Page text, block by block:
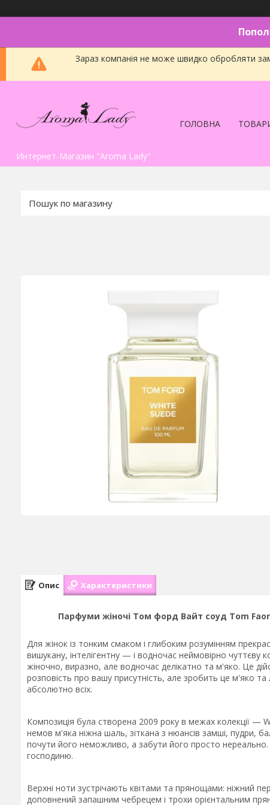
Зараз компанія не може швидко обробляти
Интернет-Магазин "Aroma Lady"
ГОЛОВНА
Опис Характеристики
Парфуми жіночі Том форд Вайт соуд Tom Faord
Для жінок із тонким смаком і глибоким розумінням
вишукану, інтелігентну — і водночас неймовірно чуттєву
жіночно, виразно, але водночас делікатно та м'яко. Це
розповість про вашу присутність, але зробить це м'яко
абсолютно всіх.
Композиція була створена 2009 року в межах колекції —
немов м'яка ніжна шаль, зіткана з нюансів замші, пудри,
почути його неможливо, а забути його просто
господиню.
Верхні ноти зустрічають квітами та прянощами: ніжний
доповнений запашним чебрецем і трохи орієнтальним